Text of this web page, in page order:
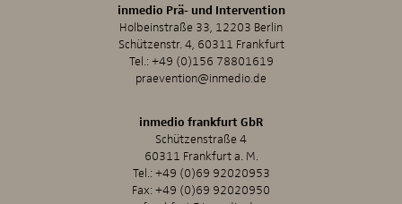
inmedio Prä- und Intervention
Holbeinstraße 33, 12203 Berlin
Schützenstr. 4, 60311 Frankfurt
Tel.:+49 (0)156 78801619
praevention@inmedio.de
inmedio frankfurt GbR
Schützenstraße 4
60311 Frankfurt a. M.
Tel.:+49 (0)69 92020953
Fax: +49 (0)69 92020950